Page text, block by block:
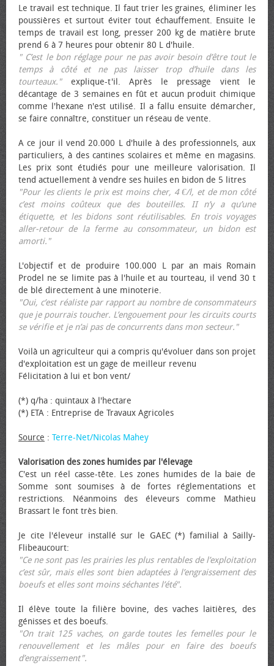
Le travail est technique. Il faut trier les graines, éliminer les
poussières et surtout éviter tout échauffement. Ensuite le
temps de travail est long, presser 200 kg de matière brute
prend 6 à 7 heures pour obtenir 80 L d'huile.
" C’est le bon réglage pour ne pas avoir besoin d’être tout le
temps à côté et ne pas laisser trop d’huile dans les
tourteaux."explique-t'il. Après le pressage vient le
décantage de 3 semaines en fût et aucun produit chimique
comme l'hexane n'est utilisé. Il a fallu ensuite démarcher,
se faire connaître, constituer un réseau de vente.
A ce jour il vend 20.000 L d'huile à des professionnels, aux
particuliers, à des cantines scolaires et même en magasins.
Les prix sont étudiés pour une meilleure valorisation. Il
tend actuellement à vendre ses huiles en bidon de 5 litres
"Pour les clients le prix est moins cher, 4 €/l, et de mon côté
c’est moins coûteux que des bouteilles. II n’y a qu’une
étiquette, et les bidons sont réutilisables. En trois voyages
aller-retour de la ferme au consommateur, un bidon est
amorti."
L'objectif et de produire 100.000 L par an mais Romain
Prodel ne se limite pas à l'huile et au tourteau, il vend 30 t
de blé directement à une minoterie.
"Oui, c’est réaliste par rapport au nombre de consommateurs
que je pourrais toucher. L’engouement pour les circuits courts
se vérifie et je n’ai pas de concurrents dans mon secteur."
Voilà un agriculteur qui a compris qu'évoluer dans son projet
d'exploitation est un gage de meilleur revenu
Félicitation à lui et bon vent/
(*) q/ha : quintaux à l'hectare
(*) ETA : Entreprise de Travaux Agricoles
Source : Terre-Net/Nicolas Mahey
Valorisation des zones humides par l'élevage
C'est un réel casse-tête. Les zones humides de la baie de
Somme sont soumises à de fortes réglementations et
restrictions. Néanmoins des éleveurs comme Mathieu
Brassart le font très bien.
Je cite l'éleveur installé sur le GAEC (*) familial à Sailly-
Flibeaucourt:
"Ce ne sont pas les prairies les plus rentables de l’exploitation
c’est sûr, mais elles sont bien adaptées à l’engraissement des
bœufs et elles sont moins séchantes l’été".
Il élève toute la filière bovine, des vaches laitières, des
génisses et des bœufs.
"On trait 125 vaches, on garde toutes les femelles pour le
renouvellement et les mâles pour en faire des bœufs
d’engraissement".